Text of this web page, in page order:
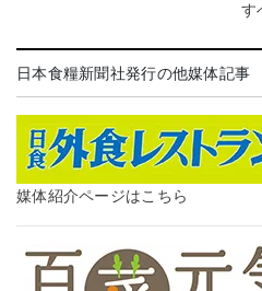
す
日本食糧新聞社発行の他媒体記事
媒体紹介ページはこちら